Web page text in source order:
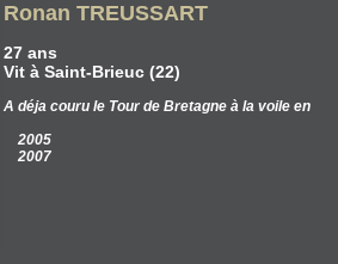
Ronan TREUSSART
27 ans
Vit à Saint-Brieuc (22)
A déja couru le Tour de Bretagne à la voile en
2005
2007